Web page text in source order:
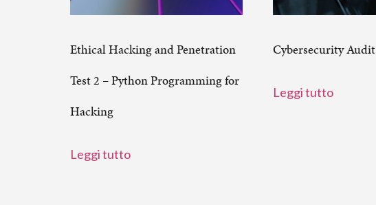
Ethical Hacking and Penetration
Test 2 – Python Programming for
Hacking
Leggi tutto
Cybersecurity Audit
Leggi tutto